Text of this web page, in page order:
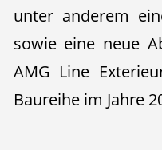
unter anderem
sowie eine neue
AMG Line
Baureihe im Jahre